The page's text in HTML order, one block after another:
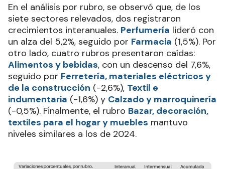
En el análisis por rubro, se observó que, de los
siete sectores relevados, dos registraron
crecimientos interanuales. Perfumería lideró con
un alza del 5,2%, seguido por Farmacia (1,5%). Por
otro lado, cuatro rubros presentaron caídas:
Alimentos y bebidas, con un descenso del 7,6%,
seguido por Ferretería, materiales eléctricos y
de la construcción (-2,6%), Textil e
indumentaria (-1,6%) y Calzado y marroquinería
(-0,5%). Finalmente, el rubro Bazar, decoración,
textiles para el hogar y muebles mantuvo
niveles similares a los de 2024.